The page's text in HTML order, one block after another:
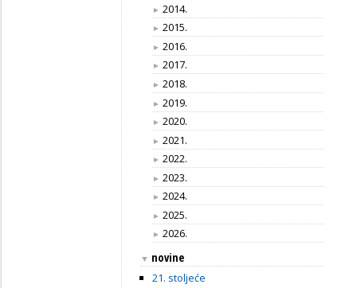
► 2014.
► 2015.
► 2016.
► 2017.
► 2018.
► 2019.
► 2020.
► 2021.
► 2022.
► 2023.
► 2024.
► 2025.
► 2026.
▼ novine
21. stoljeće